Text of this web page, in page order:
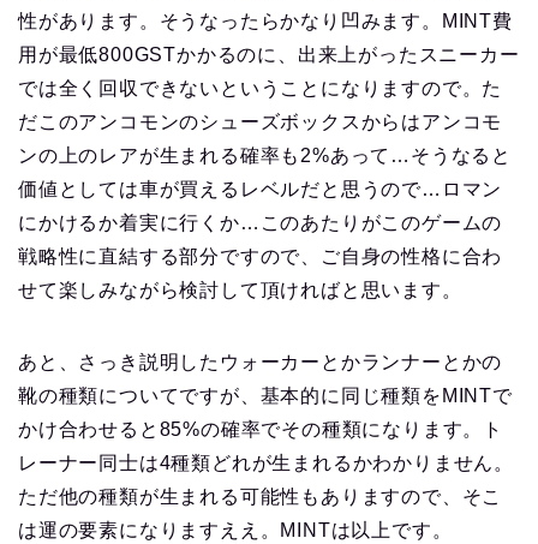
性があります。そうなったらかなり凹みます。MINT費
用が最低800GSTかかるのに、出来上がったスニーカー
では全く回収できないということになりますので。た
だこのアンコモンのシューズボックスからはアンコモ
ンの上のレアが生まれる確率も2%あって…そうなると
価値としては車が買えるレベルだと思うので…ロマン
にかけるか着実に行くか…このあたりがこのゲームの
戦略性に直結する部分ですので、ご自身の性格に合わ
せて楽しみながら検討して頂ければと思います。
あと、さっき説明したウォーカーとかランナーとかの
靴の種類についてですが、基本的に同じ種類をMINTで
かけ合わせると85%の確率でその種類になります。ト
レーナー同士は4種類どれが生まれるかわかりません。
ただ他の種類が生まれる可能性もありますので、そこ
は運の要素になりますええ。MINTは以上です。